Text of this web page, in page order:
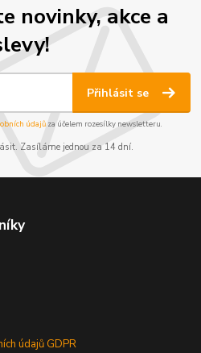
novinky, akce a
Přihlásit se
údajůza účelem rozesílky newsletteru.
Zasíláme jednou za 14 dní.
údajů GDPR